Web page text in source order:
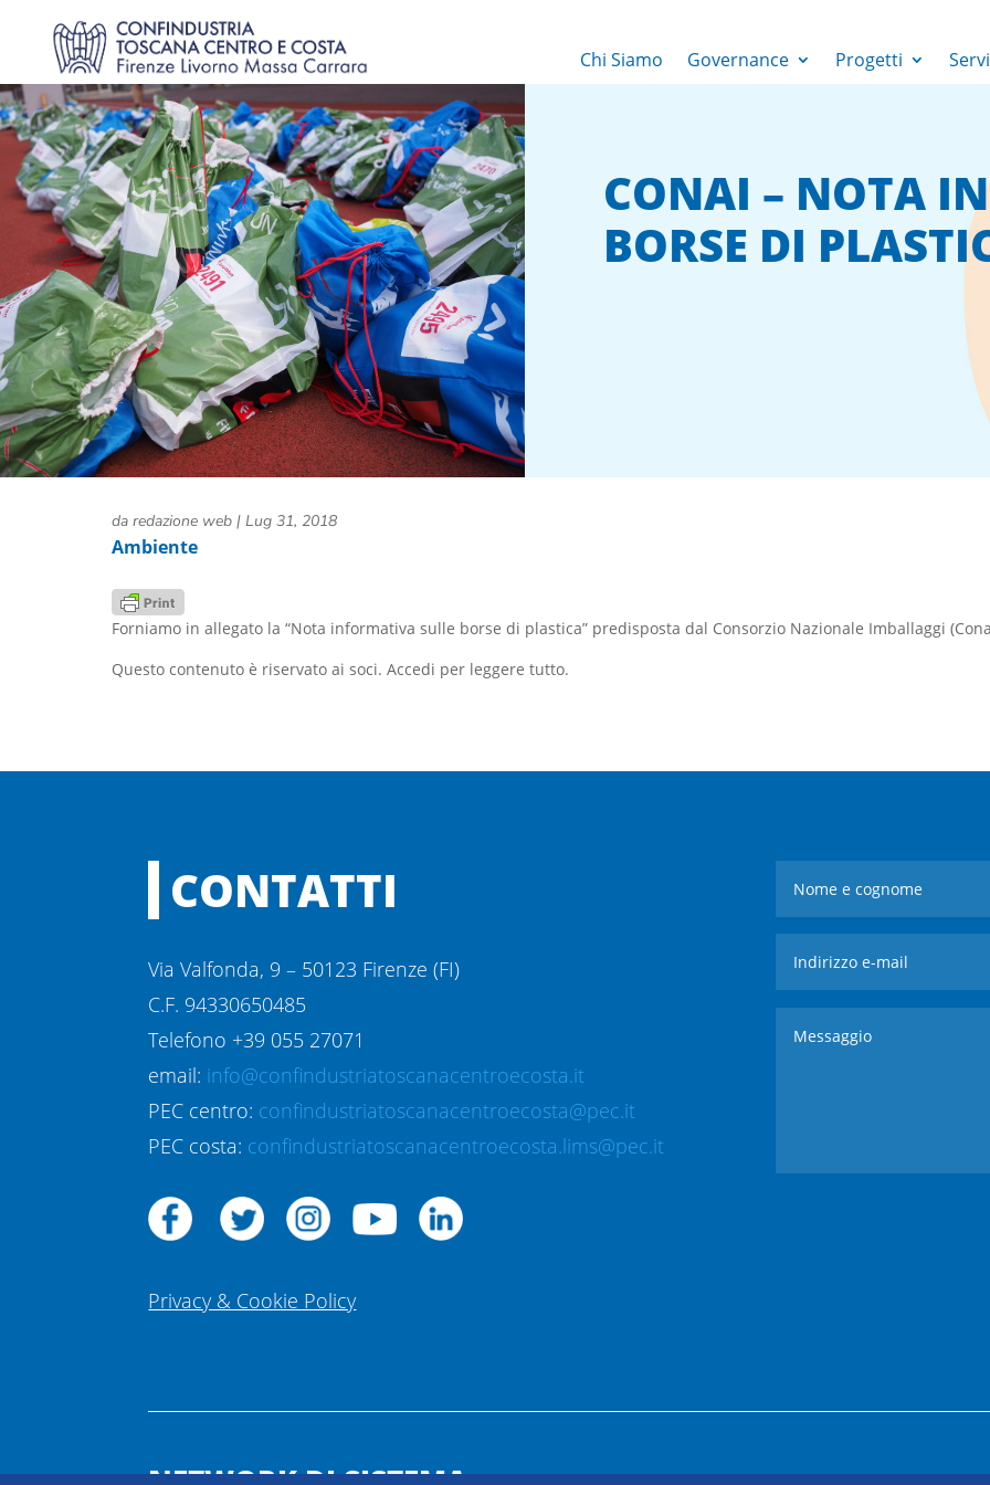
Chi Siamo Governance Progetti
CONAI – NOTA
BORSE DI
da redazione web| Lug 31, 2018
Ambiente
Forniamo in allegato la “Nota informativa sulle borse di plastica” predisposta dal Consorzio Nazionale Imballaggi
Questo contenuto è riservato ai soci. Accedi per leggere tutto.
CONTATTI
Via Valfonda, 9 – 50123 Firenze (FI)
C.F. 94330650485
Telefono +39 055 27071
email: info@confindustriatoscanacentroecosta.it
PEC centro: confindustriatoscanacentroecosta@pec.it
PEC costa: confindustriatoscanacentroecosta.lims@pec.it
Privacy & Cookie Policy